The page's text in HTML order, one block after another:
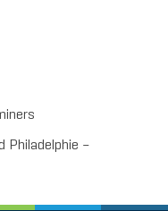
Philadelphie –